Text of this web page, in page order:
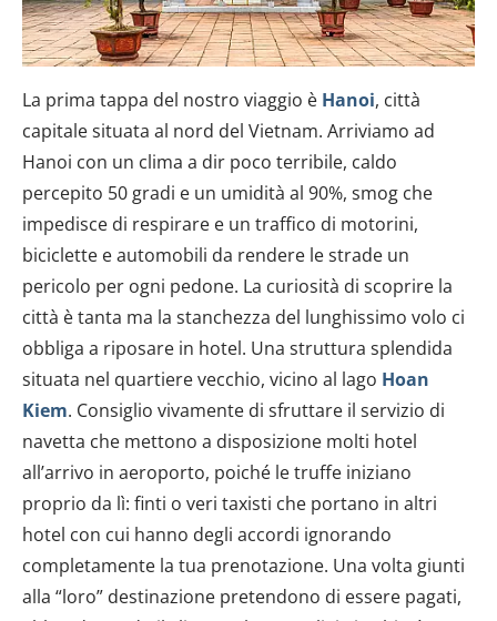
La prima tappa del nostro viaggio è Hanoi, città
capitale situata al nord del Vietnam. Arriviamo ad
Hanoi con un clima a dir poco terribile, caldo
percepito 50 gradi e un umidità al 90%, smog che
impedisce di respirare e un traffico di motorini,
biciclette e automobili da rendere le strade un
pericolo per ogni pedone. La curiosità di scoprire la
città è tanta ma la stanchezza del lunghissimo volo ci
obbliga a riposare in hotel. Una struttura splendida
situata nel quartiere vecchio, vicino al lago Hoan
Kiem. Consiglio vivamente di sfruttare il servizio di
navetta che mettono a disposizione molti hotel
all’arrivo in aeroporto, poiché le truffe iniziano
proprio da lì: finti o veri taxisti che portano in altri
hotel con cui hanno degli accordi ignorando
completamente la tua prenotazione. Una volta giunti
alla “loro” destinazione pretendono di essere pagati,